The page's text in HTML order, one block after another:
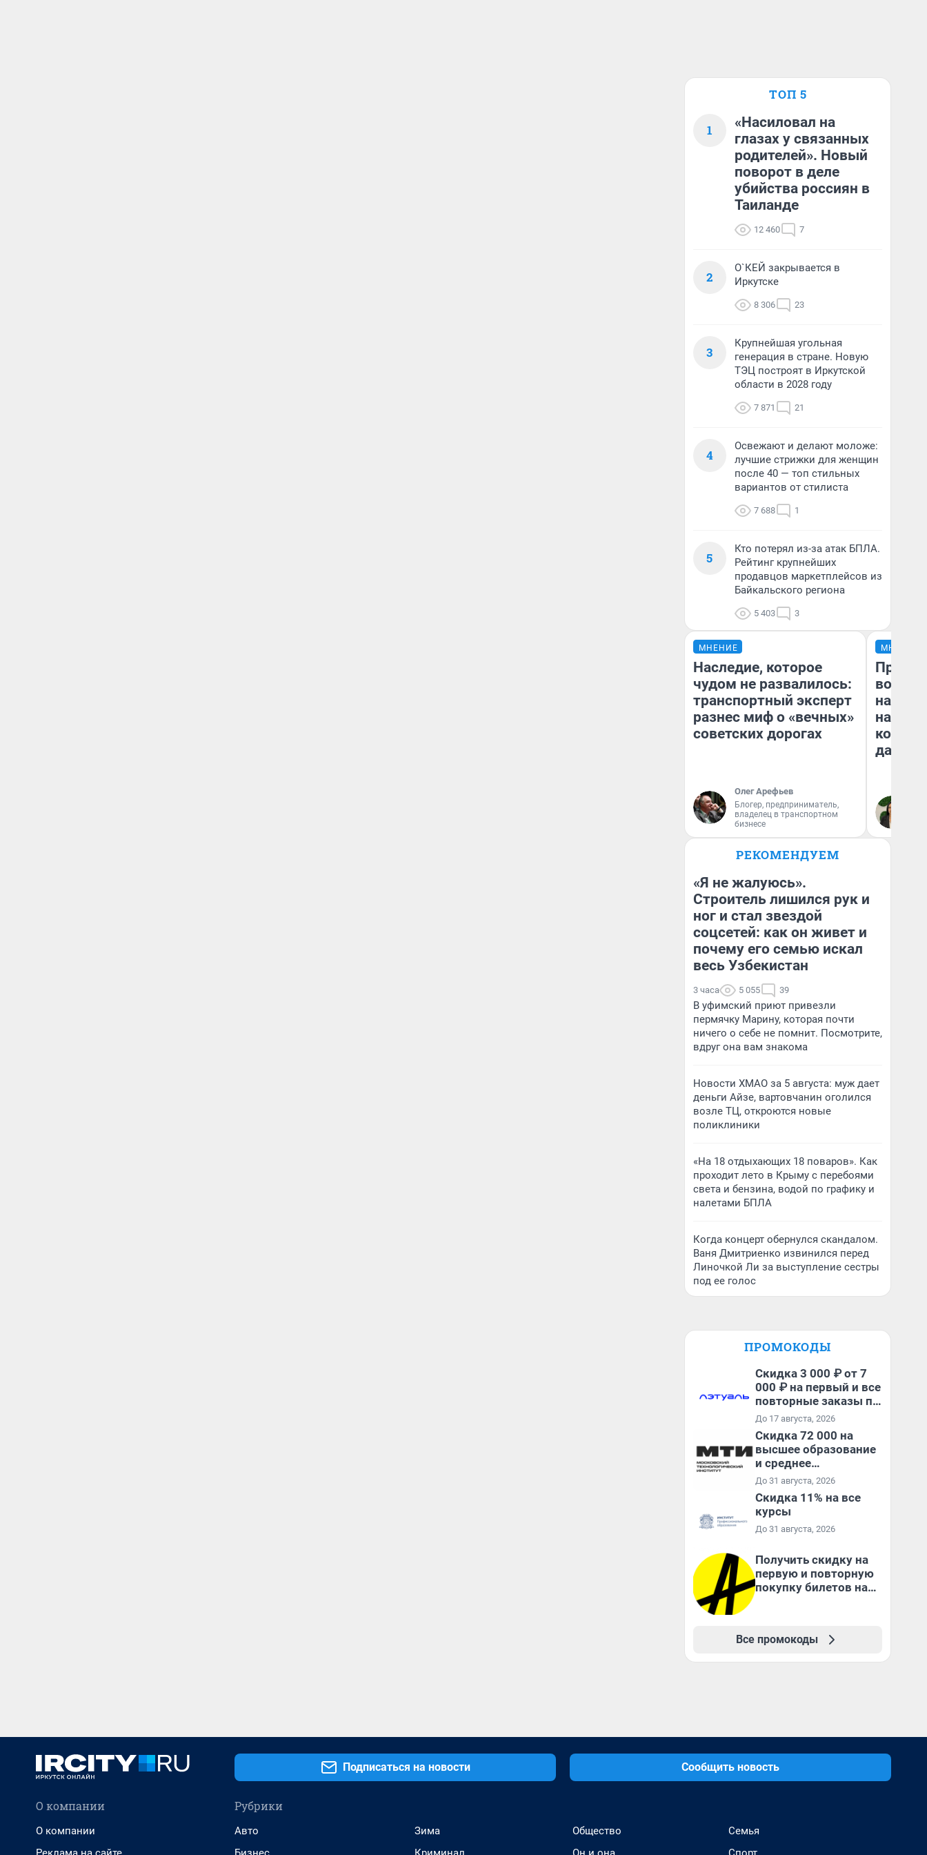
ТОП 5
1
«Насиловал на
глазах у связанных
родителей». Новый
поворот в деле
убийства россиян в
Таиланде
12 460 7
2
О`КЕЙ закрывается в
Иркутске
8 306 23
3
Крупнейшая угольная
генерация в стране. Новую
ТЭЦ построят в Иркутской
области в 2028 году
7 871 21
4
Освежают и делают моложе:
лучшие стрижки для женщин
после 40 — топ стильных
вариантов от стилиста
7 688 1
5
Кто потерял из-за атак БПЛА.
Рейтинг крупнейших
продавцов маркетплейсов из
Байкальского региона
5 403 3
МНЕНИЕ
Наследие, которое
чудом не развалилось:
транспортный эксперт
разнес миф о «вечных»
советских дорогах
Олег Арефьев
Блогер, предприниматель,
владелец в транспортном
бизнесе
МНЕНИЕ
нам
даже
РЕКОМЕНДУЕМ
«Я не жалуюсь».
Строитель лишился рук и
ног и стал звездой
соцсетей: как он живет и
почему его семью искал
весь Узбекистан
3 часа 5 055 39
В уфимский приют привезли
пермячку Марину, которая почти
ничего о себе не помнит. Посмотрите,
вдруг она вам знакома
Новости ХМАО за 5 августа: муж дает
деньги Айзе, вартовчанин оголился
возле ТЦ, откроются новые
поликлиники
«На 18 отдыхающих 18 поваров». Как
проходит лето в Крыму с перебоями
света и бензина, водой по графику и
налетами БПЛА
Когда концерт обернулся скандалом.
Ваня Дмитриенко извинился перед
Линочкой Ли за выступление сестры
под ее голос
ПРОМОКОДЫ
Скидка 3 000 ₽ от 7
000 ₽ на первый и все
повторные заказы по
промокоду МОМЕНТ
До 17 августа, 2026
Скидка 72 000 на
высшее образование
и среднее
специальное
образование в
первый год обучения
До 31 августа, 2026
Скидка 11% на все
курсы
До 31 августа, 2026
Получить скидку на
первую и повторную
покупку билетов на
Все промокоды
Подписаться на новости Сообщить новость
О компании
О компании
Рубрики
Авто
Зима
Общество
Семья